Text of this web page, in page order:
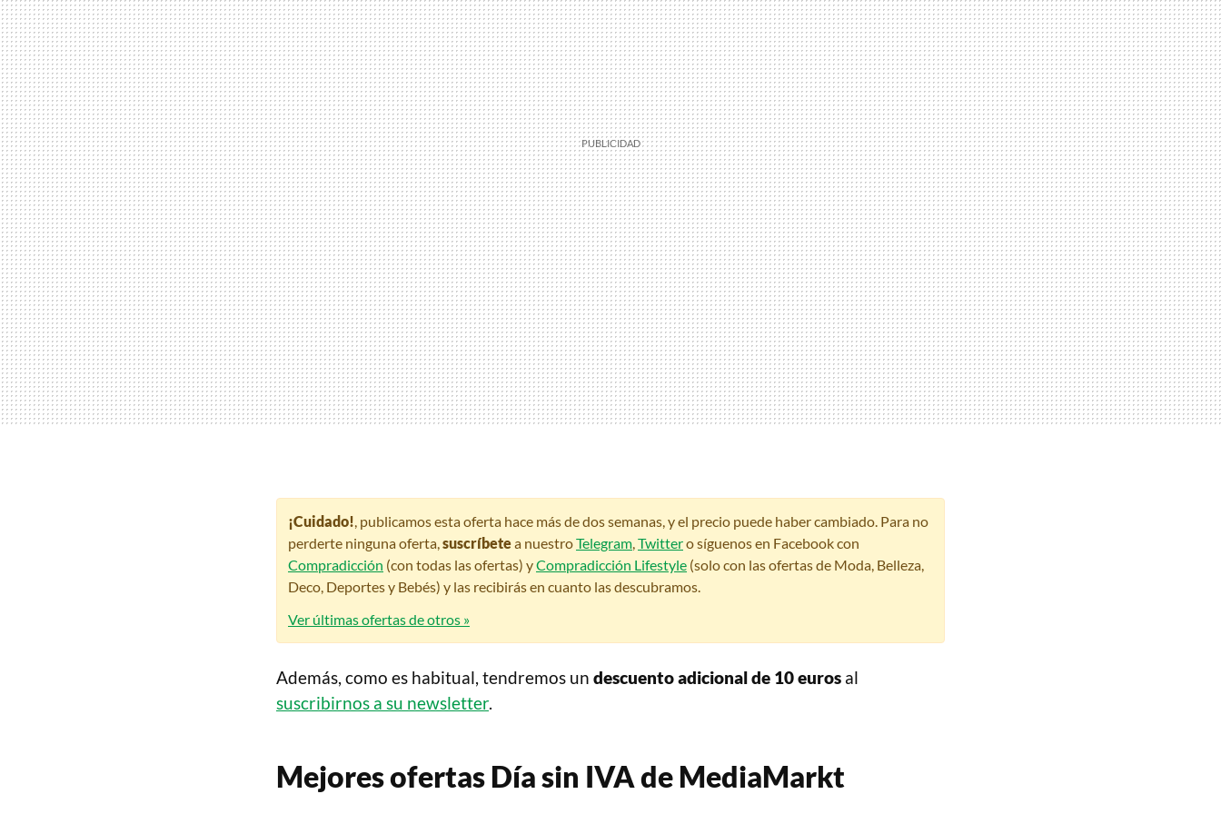
¡Cuidado!, publicamos esta oferta hace más de dos semanas, y el precio puede haber cambiado. Para no
perderte ninguna oferta,suscríbetea nuestroTelegram,Twittero síguenos en Facebook con
Compradicción (con todas las ofertas) yCompradicción Lifestyle (solo con las ofertas de Moda, Belleza,
Deco, Deportes y Bebés) y las recibirás en cuanto las descubramos.
Ver últimas ofertas de otros »
Además, como es habitual, tendremos un descuento adicional de 10 euros al
suscribirnos a su newsletter.
Mejores ofertas Día sin IVA de MediaMarkt